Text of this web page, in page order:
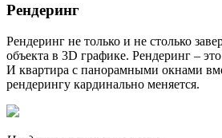
Рендеринг
Рендеринг не только и не столько
объекта в 3D графике. Рендеринг –
И квартира с панорамными окнами
рендерингу кардинально меняется.